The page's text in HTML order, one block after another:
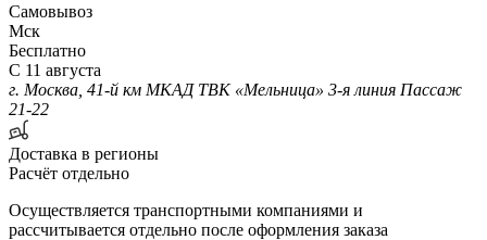
Самовывоз
Мск
Бесплатно
С 11 августа
г. Москва, 41-й км МКАД ТВК «Мельница» 3-я линия Пассаж
21-22
Доставка в регионы
Расчёт отдельно
Осуществляется транспортными компаниями и
рассчитывается отдельно после оформления заказа